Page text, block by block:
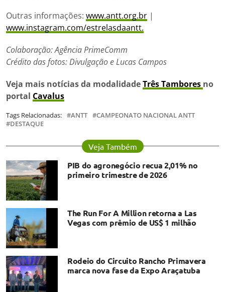
Outras informações: www.antt.org.br |
www.instagram.com/estrelasdaantt.
Colaboração: Agência PrimeComm
Crédito das fotos:Divulgação e Lucas Campos
Veja mais notícias da modalidadeTrês Tambores no
portal Cavalus
Tags Relacionadas: ANTT
CAMPEONATO NACIONAL ANTT
DESTAQUE
Veja Também
PIB do agronegócio recua 2,01% no
primeiro trimestre de 2026
The Run For A Million retorna a Las
Vegas com prêmio de US$ 1 milhão
Rodeio do Circuito Rancho Primavera
marca nova fase da Expo Araçatuba